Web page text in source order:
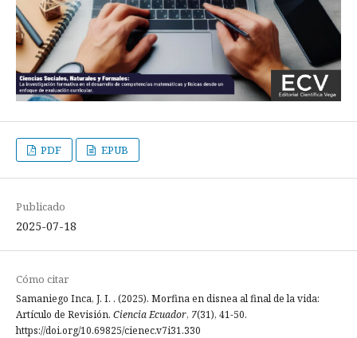
PDF EPUB
Publicado
2025-07-18
Cómo citar
Samaniego Inca, J. I. . (2025). Morfina en disnea al final de la vida:
Artículo de Revisión. Ciencia Ecuador, 7(31), 41-50.
https://doi.org/10.69825/cienec.v7i31.330